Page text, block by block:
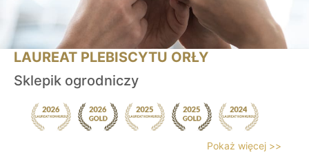
LAUREAT PLEBISCYTU ORŁY
Sklepik ogrodniczy
Pokaż więcej >>